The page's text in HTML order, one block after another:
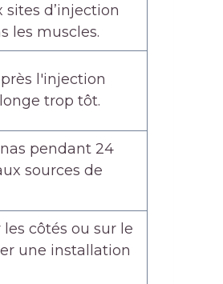
d’injection
les muscles.
l'injection
trop tôt.
pendant 24
sources de
côtés ou sur le
une installation